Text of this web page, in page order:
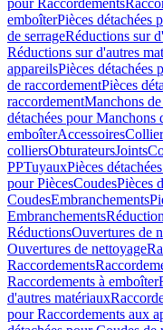
pour Raccordements
emboîterPièces détachées
de serrageRéductions sur
Réductions sur d'autres
appareilsPièces détachées
de raccordementPièces
raccordementManchons
détachées pour Manchons
emboîterAccessoires
colliersObturateursJoints
PPTuyauxPièces
pour PiècesCoudesPièces
CoudesEmbranchements
Embranchements
RéductionsOuvertures de
Ouvertures de nettoyage
Raccordements
Raccordements à emboîter
d'autres matériaux
pour Raccordements aux